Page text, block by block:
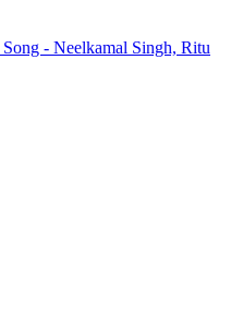
- Neelkamal Singh, Ritu